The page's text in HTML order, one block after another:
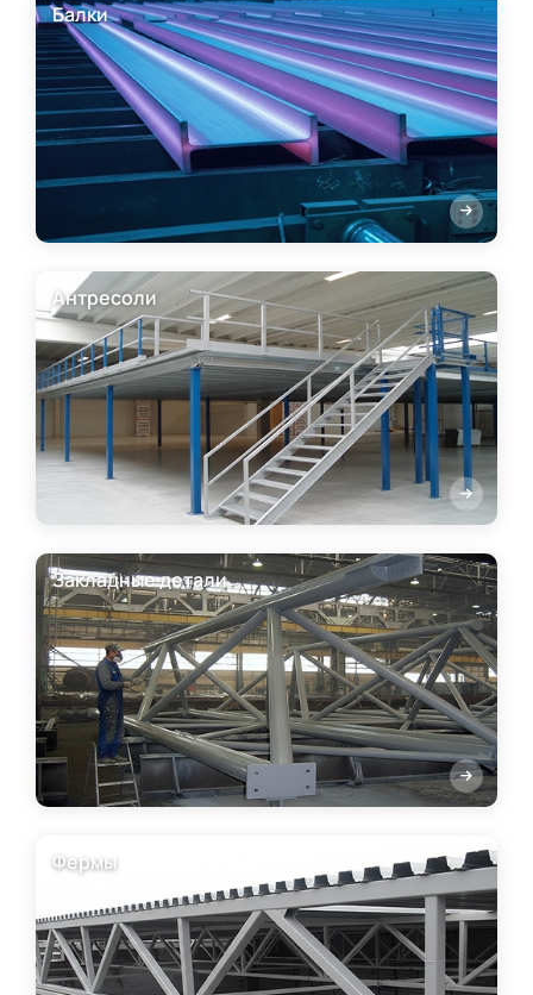
Балки
Антресоли
Закладные детали
Фермы